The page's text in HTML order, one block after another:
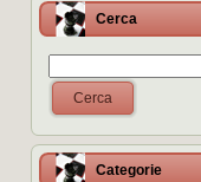
Cerca
Cerca
Categorie